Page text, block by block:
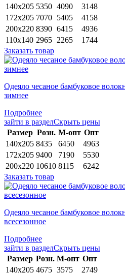
140х205 5350 4090
3148
172х205 7070 5405
4158
200х220 8390 6415
4936
110х140 2965 2265
1744
Заказать товар
Одеяло чесаное бамбуковое
зимнее
Подробнее
зайти в разделСкрыть цены
Раз­мер Розн. М-опт Опт
140х205 8435 6450
4963
172х205 9400 7190
5530
200х220 10610 8115
6242
Заказать товар
Одеяло чесаное бамбуковое
всесезонное
Подробнее
зайти в разделСкрыть цены
Раз­мер Розн. М-опт Опт
140х205 4675 3575 2749